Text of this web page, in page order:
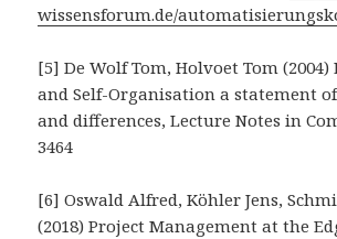
wissensforum.de/
[5] De Wolf Tom, Holvoet Tom (2004)
and Self-Organisation a statement
and differences, Lecture Notes in
3464
[6] Oswald Alfred, Köhler Jens,
(2018) Project Management at the